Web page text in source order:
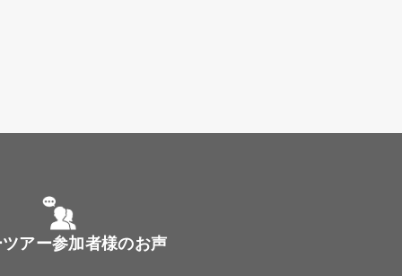
アー参加者様のお声